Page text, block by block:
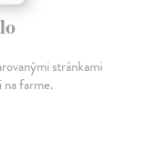
stránkami
na farme.